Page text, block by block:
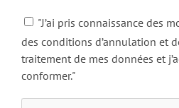
"J’ai pris connaissance des
des conditions d’annulation et
traitement de mes données et
conformer."